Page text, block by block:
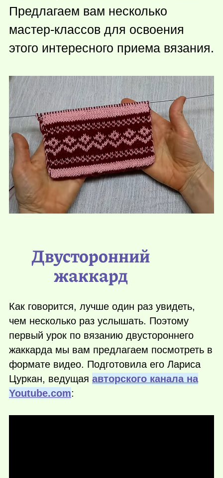
Предлагаем вам несколько
мастер-классов для освоения
этого интересного приема вязания.
Двусторонний
жаккард
Как говорится, лучше один раз увидеть,
чем несколько раз услышать. Поэтому
первый урок по вязанию двустороннего
жаккарда мы вам предлагаем посмотреть в
формате видео. Подготовила его Лариса
Цуркан, ведущая авторского канала на
Youtube.com: